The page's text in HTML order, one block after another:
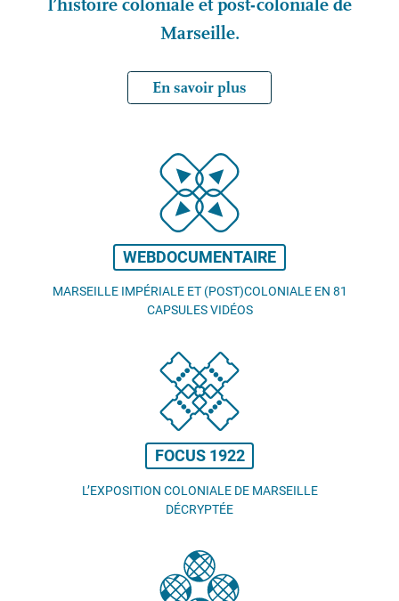
l’histoire coloniale et post-coloniale de
Marseille.
En savoir plus
WEBDOCUMENTAIRE
MARSEILLE IMPÉRIALE ET (POST)COLONIALE EN 81
CAPSULES VIDÉOS
FOCUS 1922
L’EXPOSITION COLONIALE DE MARSEILLE
DÉCRYPTÉE